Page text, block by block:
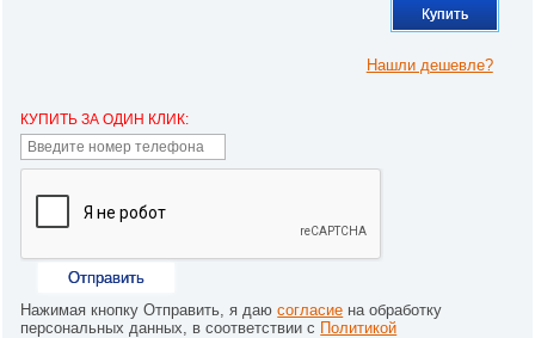
Купить
Нашли дешевле?
КУПИТЬ ЗА ОДИН КЛИК:
Отправить
Нажимая кнопку Отправить, я даюсогласие на обработку
персональных данных, в соответствии с Политикой